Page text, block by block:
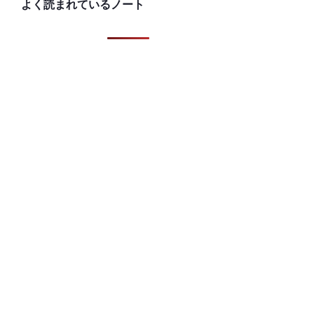
よく読まれているノート